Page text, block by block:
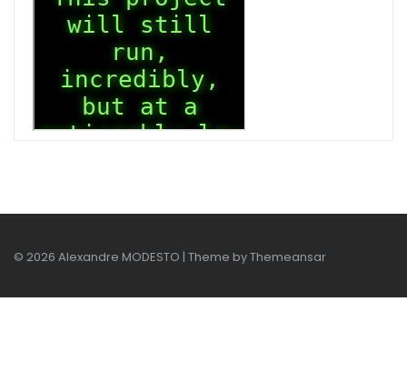
© 2026 Alexandre MODESTO | Theme byThemeansar